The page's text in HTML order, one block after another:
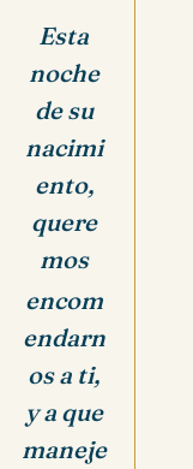
Esta
noche
de su
nacimi
ento,
quere
mos
encom
endarn
os a ti,
y a que
maneje